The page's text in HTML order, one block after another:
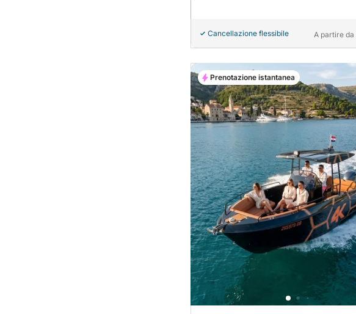
Cancellazione flessibile A partire da
Prenotazione istantanea